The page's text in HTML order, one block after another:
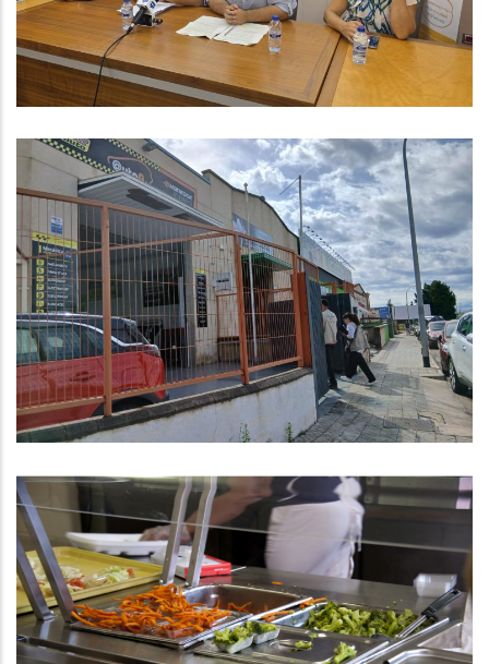
S. socials
El CCBP Inicia Una Campanya
Informativa Als Polígons
Industrials Per Posar En Marxa La
Recollida Porta A Porta De Paper I
Cartró
Medi
El CCBP Inicia El Curs Escolar Amb
Més De 3.600 Beques Menjador
Resoltes I 1.150 Sol·licituds De
Transport Escolar